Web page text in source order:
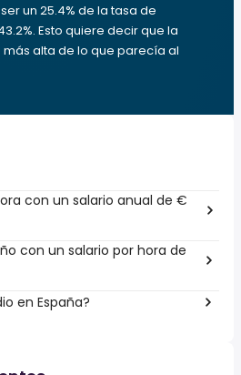
un 25.4% de la tasa de
Esto quiere decir que la
más alta de lo que parecía al
con un salario anual de €
con un salario por hora de
en España?